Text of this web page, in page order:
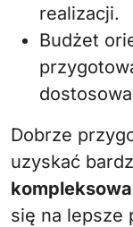
realizacji.
Budżet
Dobrze
uzyskać
kompleksowa
się na lepsze